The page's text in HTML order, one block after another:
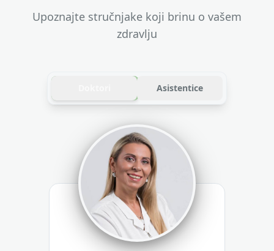
Upoznajte stručnjake koji brinu o vašem
zdravlju
Asistentice